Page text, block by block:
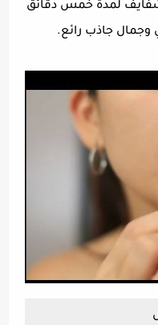
لمدة خمس دقائق
جاذب رائع.